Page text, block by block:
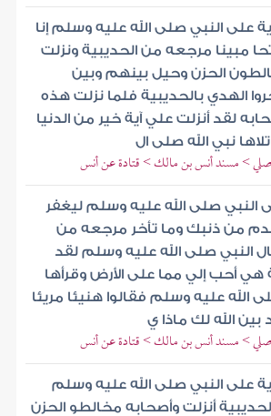
على النبي صلى الله عليه وسلم إنا
مبينا مرجعه من الحديبية ونزلت
الحزن وحيل بينهم وبين
الهدي بالحديبية فلما نزلت هذه
لقد أنزلت علي آية خير من الدنيا
نبي الله صلى ال
> مسند أنس بن مالك > قتادة عن أنس
النبي صلى الله عليه وسلم ليغفر
من ذنبك وما تأخر مرجعه من
النبي صلى الله عليه وسلم لقد
هي أحب إلي مما على الأرض وقرأها
الله عليه وسلم فقالوا هنيئا مريئا
بين الله لك ماذا ي
> مسند أنس بن مالك > قتادة عن أنس
على النبي صلى الله عليه وسلم
أنزلت وأصحابه مخالطو الحزن